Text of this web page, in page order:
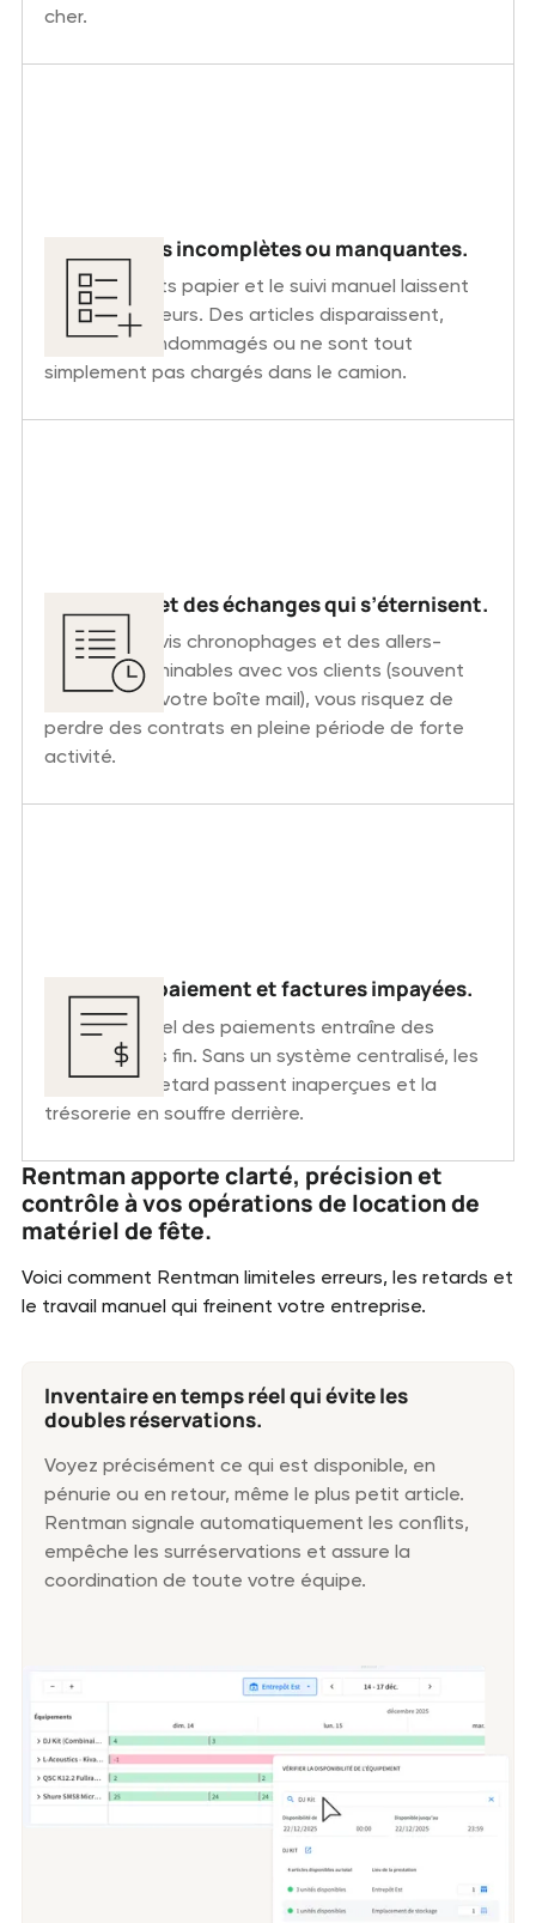
cher.
Commandes incomplètes ou manquantes.
Les check-lists papier et le suivi manuel laissent
place aux erreurs. Des articles disparaissent,
reviennent endommagés ou ne sont tout
simplement pas chargés dans le camion.
Devis lents et des échanges qui s’éternisent.
Entre des devis chronophages et des allers-
retours interminables avec vos clients (souvent
perdus dans votre boîte mail), vous risquez de
perdre des contrats en pleine période de forte
activité.
Retards de paiement et factures impayées.
Le suivi manuel des paiements entraîne des
relances sans fin. Sans un système centralisé, les
factures en retard passent inaperçues et la
trésorerie en souffre derrière.
Rentman apporte clarté, précision et
contrôle à vos opérations de location de
matériel de fête.
Voici comment Rentman limiteles erreurs, les retards et
le travail manuel qui freinent votre entreprise.
Inventaire en temps réel qui évite les
doubles réservations.
Voyez précisément ce qui est disponible, en
pénurie ou en retour, même le plus petit article.
Rentman signale automatiquement les conflits,
empêche les surréservations et assure la
coordination de toute votre équipe.